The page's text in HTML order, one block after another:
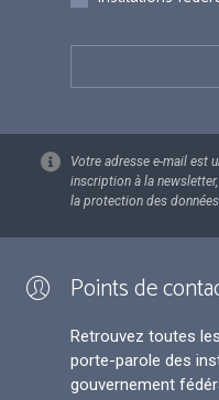
Votre adresse e-mail est
inscription à la
la protection des
Points de
Retrouvez toutes
porte-parole des
gouvernement